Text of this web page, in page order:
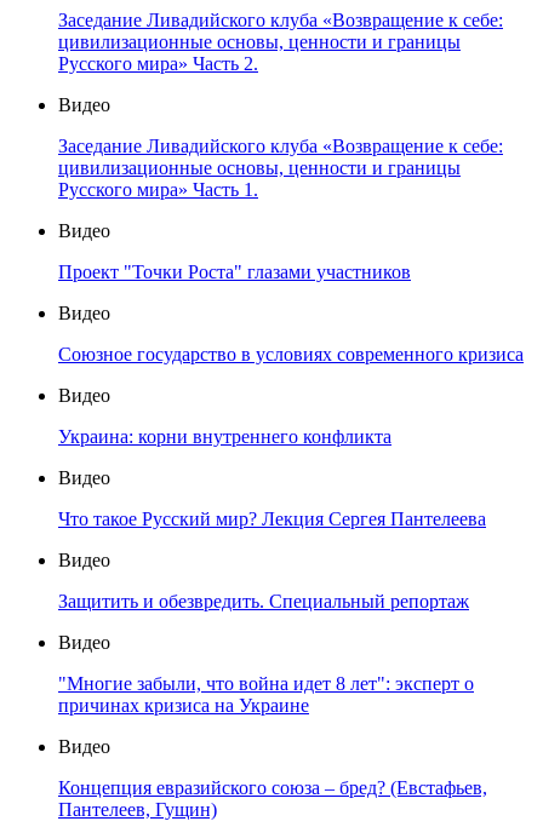
Заседание Ливадийского клуба «Возвращение к себе:
цивилизационные основы, ценности и границы
Русского мира» Часть 2.
Видео
Заседание Ливадийского клуба «Возвращение к себе:
цивилизационные основы, ценности и границы
Русского мира» Часть 1.
Видео
Проект "Точки Роста" глазами участников
Видео
Союзное государство в условиях современного кризиса
Видео
Украина: корни внутреннего конфликта
Видео
Что такое Русский мир? Лекция Сергея Пантелеева
Видео
Защитить и обезвредить. Специальный репортаж
Видео
"Многие забыли, что война идет 8 лет": эксперт о
причинах кризиса на Украине
Видео
Концепция евразийского союза – бред? (Евстафьев,
Пантелеев, Гущин)